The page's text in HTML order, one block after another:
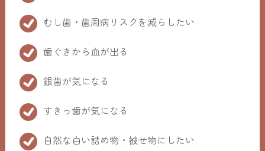
むし歯・歯周病リスクを減らしたい
歯ぐきから血が出る
銀歯が気になる
すきっ歯が気になる
自然な白い詰め物・被せ物にしたい